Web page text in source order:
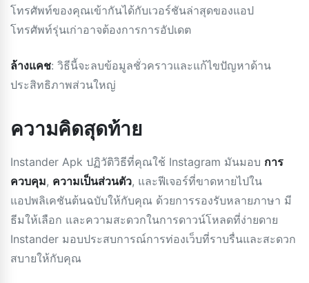
โทรศัพท์ของคุณเข้ากันได้กับเวอร์ชันล่าสุดของแอป
โทรศัพท์รุ่นเก่าอาจต้องการการอัปเดต
ล้างแคช: วิธีนี้จะลบข้อมูลชั่วคราวและแก้ไขปัญหาด้าน
ประสิทธิภาพส่วนใหญ่
ความคิดสุดท้าย
Instander Apk ปฏิวัติวิธีที่คุณใช้ Instagram มันมอบ การ
ควบคุม, ความเป็นส่วนตัว, และฟีเจอร์ที่ขาดหายไปใน
แอปพลิเคชันต้นฉบับให้กับคุณ ด้วยการรองรับหลายภาษา มี
ธีมให้เลือก และความสะดวกในการดาวน์โหลดที่ง่ายดาย
Instander มอบประสบการณ์การท่องเว็บที่ราบรื่นและสะดวก
สบายให้กับคุณ